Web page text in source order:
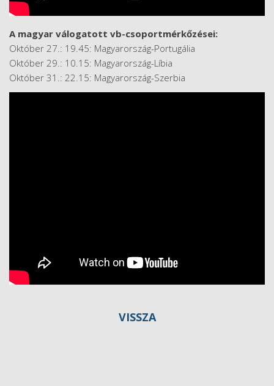
A magyar válogatott vb-csoportmérkőzései:
Október 27.: 19.45: Magyarország-Portugália
Október 29.: 10.15: Magyarország-Líbia
Október 31.: 22.15: Magyarország-Szerbia
VISSZA